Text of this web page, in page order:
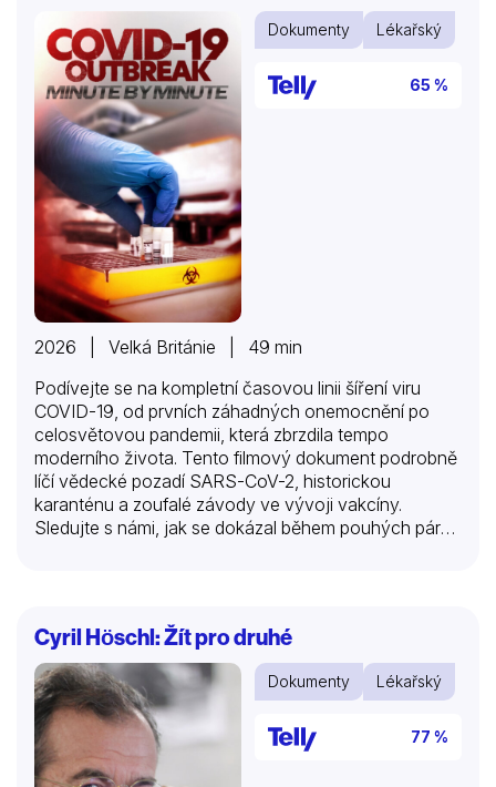
Dokumenty Lékařský
65 %
2026 | Velká Británie | 49 min
Podívejte se na kompletní časovou linii šíření viru
COVID-19, od prvních záhadných onemocnění po
celosvětovou pandemii, která zbrzdila tempo
moderního života. Tento filmový dokument podrobně
líčí vědecké pozadí SARS-CoV-2, historickou
karanténu a zoufalé závody ve vývoji vakcíny.
Sledujte s námi, jak se dokázal během pouhých pár
Cyril Höschl: Žít pro druhé
Dokumenty Lékařský
77 %